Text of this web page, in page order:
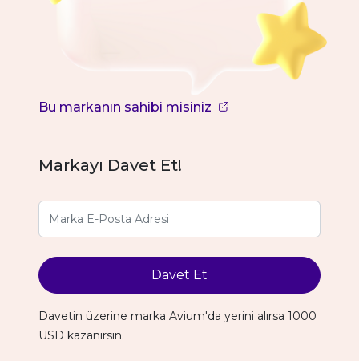
Bu markanın sahibi misiniz
Markayı Davet Et!
Davet Et
Davetin üzerine marka Avium'da yerini alırsa 1000
USD kazanırsın.